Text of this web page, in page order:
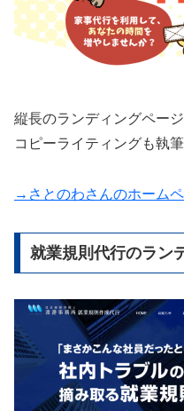
縦長のランディングペー
コピーライティングも執
→さとのわさんのホーム
就業規則代行のラン